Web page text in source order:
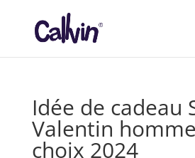
Idée de cadeau
Valentin
choix 2024